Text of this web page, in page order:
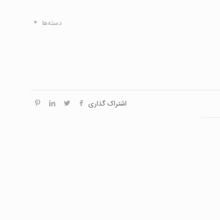
دسته‌ها
اشتراک گذاری